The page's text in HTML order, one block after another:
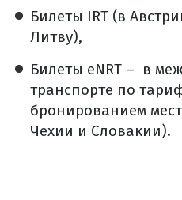
Билеты IRT (в
Литву),
Билеты eNRT – в
транспорте по
бронированием
Чехии и Словакии).